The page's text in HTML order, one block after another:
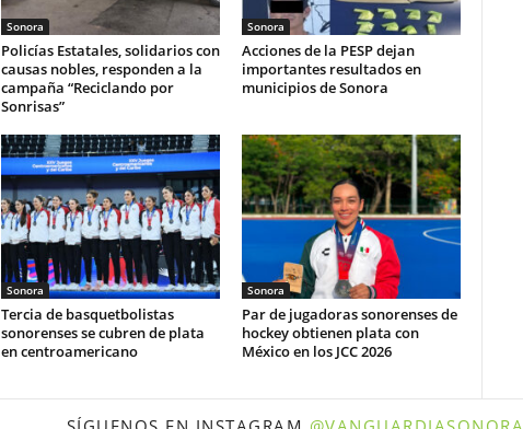
Sonora
Policías Estatales, solidarios con
causas nobles, responden a la
campaña “Reciclando por
Sonrisas”
Sonora
Acciones de la PESP dejan
importantes resultados en
municipios de Sonora
Sonora
Tercia de basquetbolistas
sonorenses se cubren de plata
en centroamericano
Sonora
Par de jugadoras sonorenses de
hockey obtienen plata con
México en los JCC 2026